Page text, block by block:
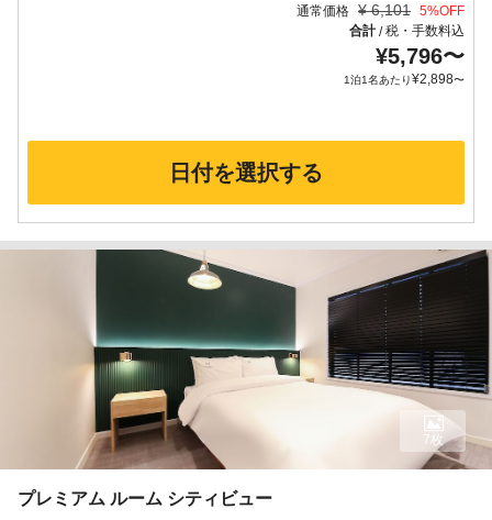
通常価格 ¥ 6,101 5%OFF
合計/税・手数料込
¥5,796〜
1泊1名あたり¥2,898〜
日付を選択する
プレミアム ルーム シティビュー
7枚